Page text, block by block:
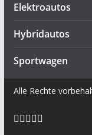
Elektroautos
Hybridautos
Sportwagen
Alle Rechte